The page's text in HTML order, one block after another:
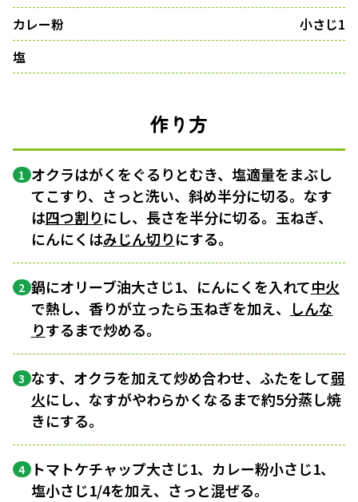
カレー粉
小さじ1
塩
作り方
1 オクラはがくをぐるりとむき、塩適量をまぶし
てこすり、さっと洗い、斜め半分に切る。なす
は四つ割りにし、長さを半分に切る。玉ねぎ、
にんにくはみじん切りにする。
2 鍋にオリーブ油大さじ1、にんにくを入れて中火
で熱し、香りが立ったら玉ねぎを加え、 しんな
りするまで炒める。
3 なす、オクラを加えて炒め合わせ、ふたをして弱
火にし、なすがやわらかくなるまで約5分蒸し焼
きにする。
4 トマトケチャップ大さじ1、カレー粉小さじ1、
塩小さじ1/4を加え、さっと混ぜる。